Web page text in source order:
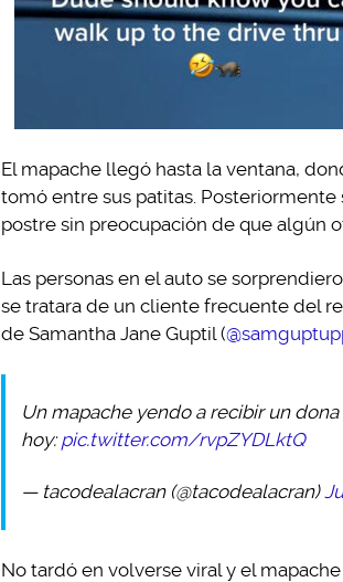
El mapache llegó hasta la ventana,
tomó entre sus patitas.
postre sin preocupación de que algún
Las personas en el auto se
se tratara de un cliente frecuente del
de Samantha Jane Guptil (
Un mapache yendo a recibir un
hoy:pic.twitter.com/rvpZYDLktQ
— tacodealacran (@tacodealacran)
No tardó en volverse viral y el